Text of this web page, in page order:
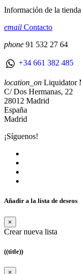
Información de la tienda
email Contacto
phone 91 532 27 64
+34 661 382 485
location_on Liquidator
C/ Dos Hermanas, 22
28012 Madrid
España
Madrid
¡Síguenos!
Añadir a la lista de deseos
×
Crear nueva lista
((title))
×